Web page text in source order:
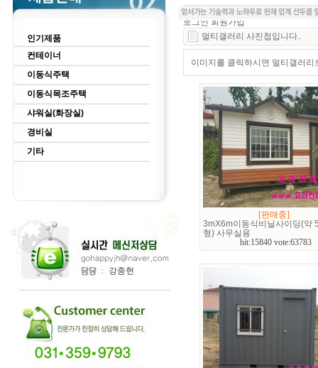
인기제품
컨테이너
이동식주택
이동식목조주택
샤워실(화장실)
경비실
기타
로그인 회원가입
멀티갤러리 사진첩입니다..
이미지를 클릭하시면 멀티갤러
[판매중]
3mX6m이동식비닐사이딩(약
형) 사무실용
hit:15840 vote:63783